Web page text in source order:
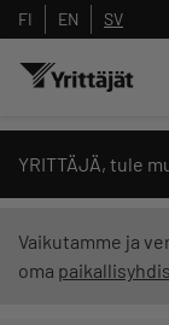
FI EN SV
YRITTÄJÄ, tule
Vaikutamme ja
oma
Sök